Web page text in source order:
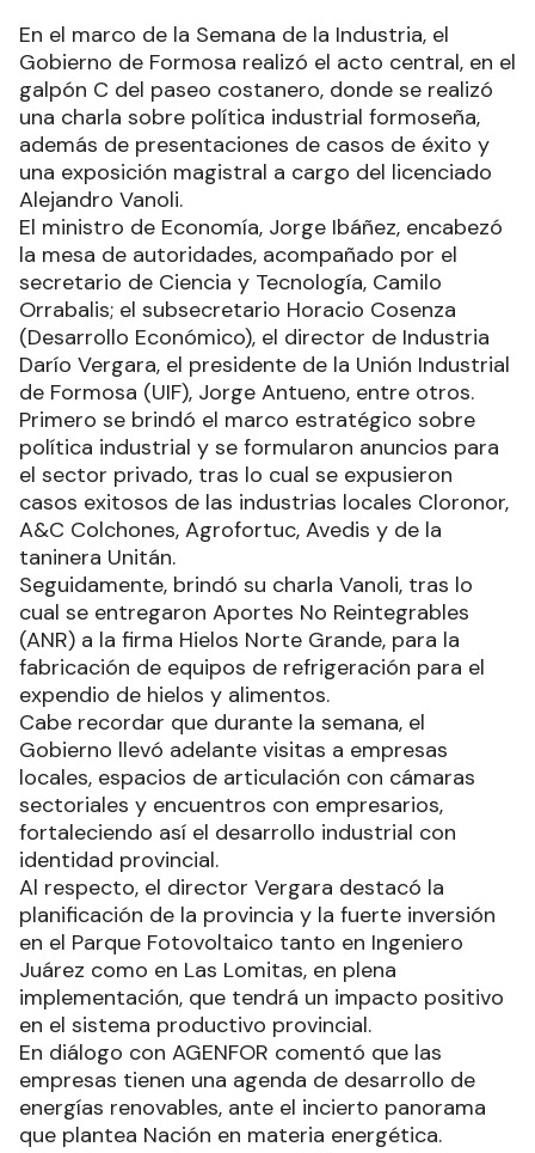
En el marco de la Semana de la Industria, el
Gobierno de Formosa realizó el acto central, en el
galpón C del paseo costanero, donde se realizó
una charla sobre política industrial formoseña,
además de presentaciones de casos de éxito y
una exposición magistral a cargo del licenciado
Alejandro Vanoli.
El ministro de Economía, Jorge Ibáñez, encabezó
la mesa de autoridades, acompañado por el
secretario de Ciencia y Tecnología, Camilo
Orrabalis; el subsecretario Horacio Cosenza
(Desarrollo Económico), el director de Industria
Darío Vergara, el presidente de la Unión Industrial
de Formosa (UIF), Jorge Antueno, entre otros.
Primero se brindó el marco estratégico sobre
política industrial y se formularon anuncios para
el sector privado, tras lo cual se expusieron
casos exitosos de las industrias locales Cloronor,
A&C Colchones, Agrofortuc, Avedis y de la
taninera Unitán.
Seguidamente, brindó su charla Vanoli, tras lo
cual se entregaron Aportes No Reintegrables
(ANR) a la firma Hielos Norte Grande, para la
fabricación de equipos de refrigeración para el
expendio de hielos y alimentos.
Cabe recordar que durante la semana, el
Gobierno llevó adelante visitas a empresas
locales, espacios de articulación con cámaras
sectoriales y encuentros con empresarios,
fortaleciendo así el desarrollo industrial con
identidad provincial.
Al respecto, el director Vergara destacó la
planificación de la provincia y la fuerte inversión
en el Parque Fotovoltaico tanto en Ingeniero
Juárez como en Las Lomitas, en plena
implementación, que tendrá un impacto positivo
en el sistema productivo provincial.
En diálogo con AGENFOR comentó que las
empresas tienen una agenda de desarrollo de
energías renovables, ante el incierto panorama
que plantea Nación en materia energética.